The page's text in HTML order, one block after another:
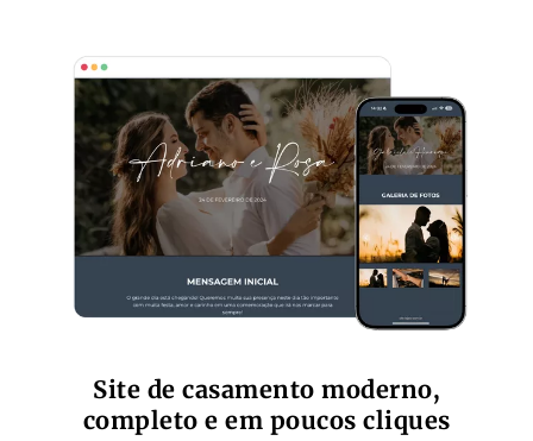
Site de casamento moderno,
completo e em poucos cliques​